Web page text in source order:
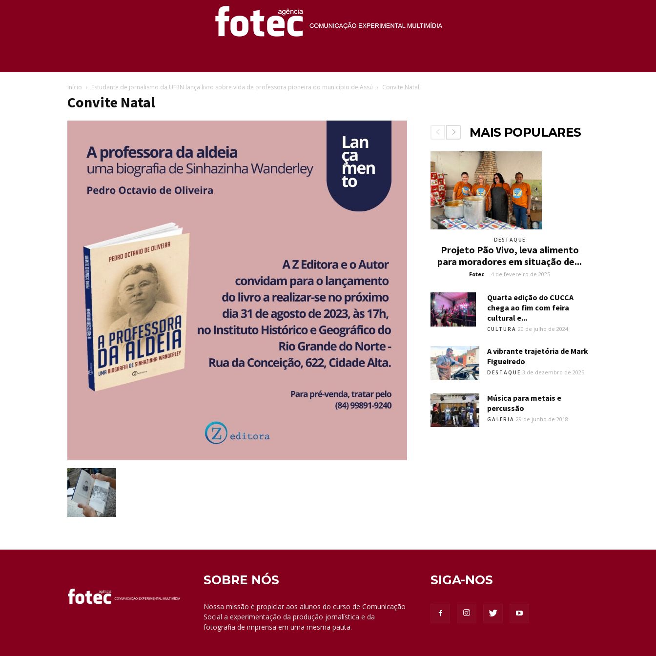
Início Estudante de jornalismo da UFRN lança livro sobre vida de professora pioneira do município de Assú Convite Natal
Convite Natal
MAIS POPULARES
DESTAQUE
Projeto Pão Vivo, leva alimento
para moradores em situação de...
Fotec - 4 de fevereiro de 2025
Quarta edição do CUCCA
chega ao fim com feira
cultural e...
CULTURA 20 de julho de 2024
A vibrante trajetória de Mark
Figueiredo
DESTAQUE 3 de dezembro de 2025
Música para metais e
percussão
GALERIA 29 de junho de 2018
SOBRE NÓS
Nossa missão é propiciar aos alunos do curso de Comunicação
Social a experimentação da produção jornalística e da
fotografia de imprensa em uma mesma pauta.
SIGA-NOS